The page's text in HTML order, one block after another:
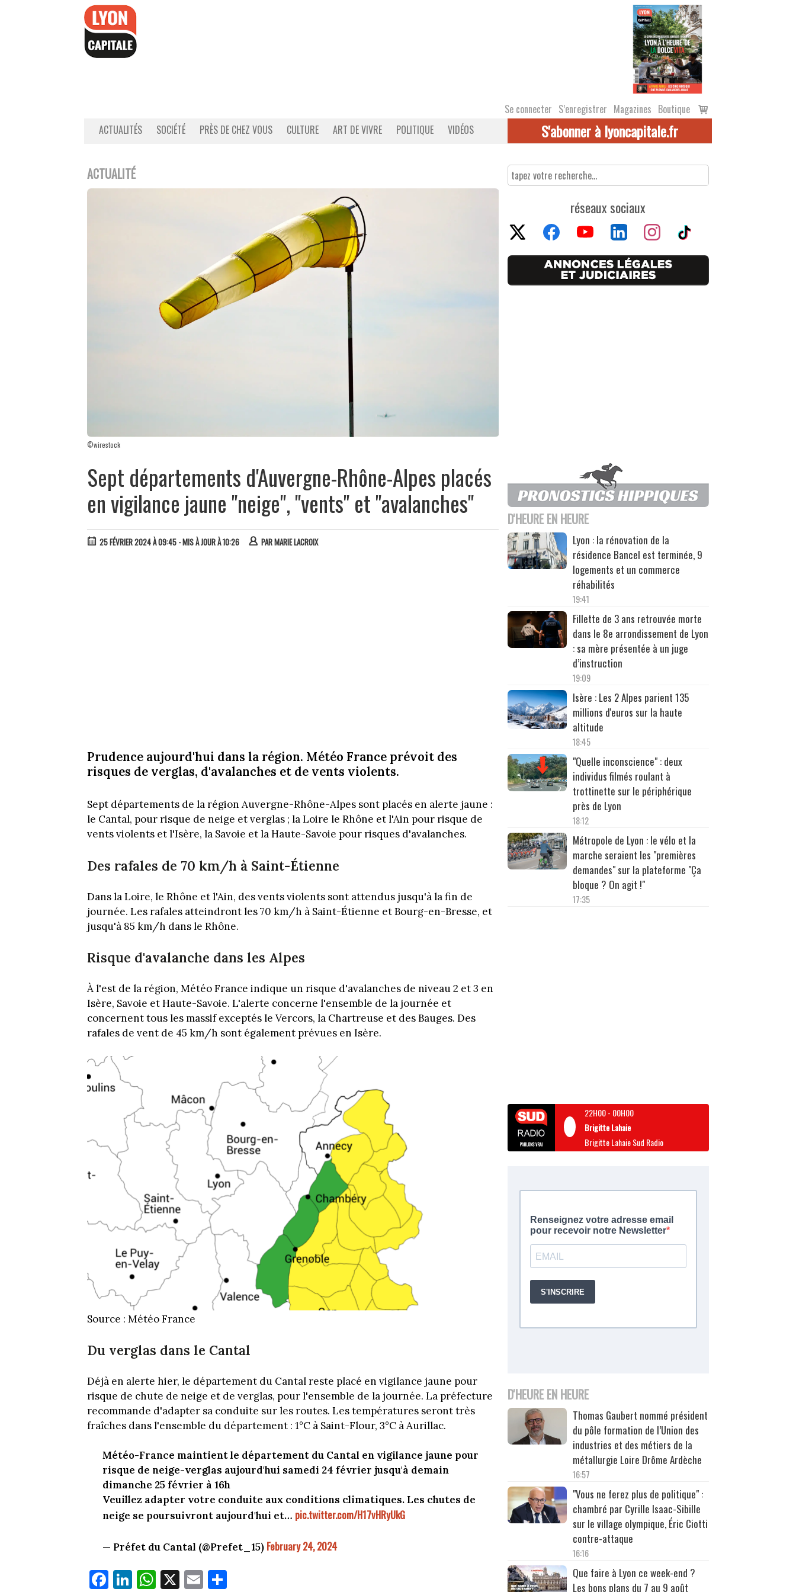
Se connecter S’enregistrer Magazines Boutique
Voir
le
ACTUALITÉS SOCIÉTÉ PRÈS DE CHEZ VOUS CULTURE ART DE VIVRE POLITIQUE VIDÉOS S'abonner à lyoncapitale.fr
ACTUALITÉ
©wirestock
Sept départements d'Auvergne-Rhône-Alpes placés
en vigilance jaune "neige", "vents" et "avalanches"
25 FÉVRIER 2024 À 09:45 - MIS À JOUR À 10:26 PARMARIE LACROIX
Prudence aujourd'hui dans la région. Météo France prévoit des
risques de verglas, d'avalanches et de vents violents.
Sept départements de la région Auvergne-Rhône-Alpes sont placés en alerte jaune :
le Cantal, pour risque de neige et verglas ; la Loire le Rhône et l'Ain pour risque de
vents violents et l'Isère, la Savoie et la Haute-Savoie pour risques d'avalanches.
Des rafales de 70 km/h à Saint-Étienne
Dans la Loire, le Rhône et l'Ain, des vents violents sont attendus jusqu'à la fin de
journée. Les rafales atteindront les 70 km/h à Saint-Étienne et Bourg-en-Bresse, et
jusqu'à 85 km/h dans le Rhône.
Risque d'avalanche dans les Alpes
À l'est de la région, Météo France indique un risque d'avalanches de niveau 2 et 3 en
Isère, Savoie et Haute-Savoie. L'alerte concerne l'ensemble de la journée et
concernent tous les massif exceptés le Vercors, la Chartreuse et des Bauges. Des
rafales de vent de 45 km/h sont également prévues en Isère.
Source : Météo France
Du verglas dans le Cantal
Déjà en alerte hier, le département du Cantal reste placé en vigilance jaune pour
risque de chute de neige et de verglas, pour l'ensemble de la journée. La préfecture
recommande d'adapter sa conduite sur les routes. Les températures seront très
fraîches dans l'ensemble du département : 1°C à Saint-Flour, 3°C à Aurillac.
Météo-France maintient le département du Cantal en vigilance jaune pour
risque de neige-verglas aujourd'hui samedi 24 février jusqu'à demain
dimanche 25 février à 16h
Veuillez adapter votre conduite aux conditions climatiques. Les chutes de
neige se poursuivront aujourd'hui et… pic.twitter.com/H17vHRyUkG
— Préfet du Cantal (@Prefet_15) February 24, 2024
Fa Li W X E
réseaux sociaux
D'HEURE EN HEURE
Lyon : la rénovation de la
résidence Bancel est terminée, 9
logements et un commerce
réhabilités
19:41
Fillette de 3 ans retrouvée morte
dans le 8e arrondissement de Lyon
: sa mère présentée à un juge
d’instruction
19:09
Isère : Les 2 Alpes parient 135
millions d'euros sur la haute
altitude
18:45
"Quelle inconscience" : deux
individus filmés roulant à
trottinette sur le périphérique
près de Lyon
18:12
Métropole de Lyon : le vélo et la
marche seraient les "premières
demandes" sur la plateforme "Ça
bloque ? On agit !"
17:35
22H00- 00H00
Brigitte Lahaie
Brigitte Lahaie Sud Radio
D'HEURE EN HEURE
Thomas Gaubert nommé président
du pôle formation de l’Union des
industries et des métiers de la
métallurgie Loire Drôme Ardèche
16:57
"Vous ne ferez plus de politique" :
chambré par Cyrille Isaac-Sibille
sur le village olympique, Éric Ciotti
contre-attaque
16:16
Que faire à Lyon ce week-end ?
Les bons plans du 7 au 9 août